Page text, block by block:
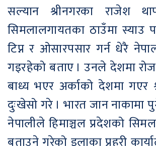
सल्यान श्रीनगरका राजेश
सिमलालगायतका ठाउँमा स्याउ
टिप्न र ओसारपसार गर्न धेरै
गइरहेको बताए । उनले देशमा
बाध्य भएर अर्काको देशमा गएर
दुःखेसो गरे । भारत जान
नेपालीले हिमाञ्चल प्रदेशको